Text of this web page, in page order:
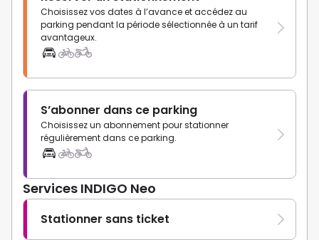
Choisissez vos dates à l’avance et accédez au
parking pendant la période sélectionnée à un tarif
avantageux.
S’abonner dans ce parking
Choisissez un abonnement pour stationner
régulièrement dans ce parking.
Services INDIGO Neo
Stationner sans ticket